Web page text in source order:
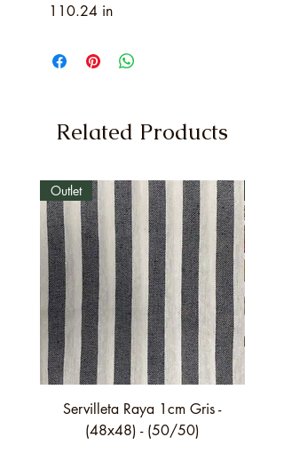
110.24 in
Related Products
Outlet
Servilleta Raya 1cm Gris -
(48x48) - (50/50)